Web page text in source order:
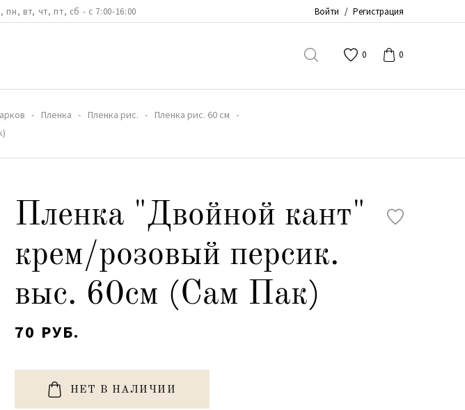
пн, вт, чт, пт, сб - с 7:00-16:00 Войти / Регистрация
0 0
Пленка Пленка рис.
Пленка рис. 60 см
Пленка "Двойной кант"
крем/розовый персик.
выс. 60см (Сам Пак)
70 РУБ.
НЕТ В НАЛИЧИИ